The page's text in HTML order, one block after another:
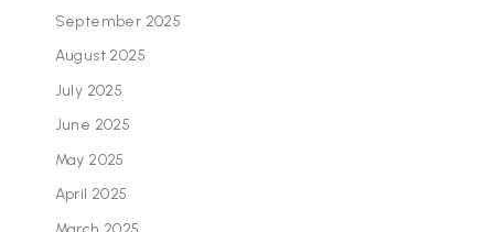
September 2025
August 2025
July 2025
June 2025
May 2025
April 2025